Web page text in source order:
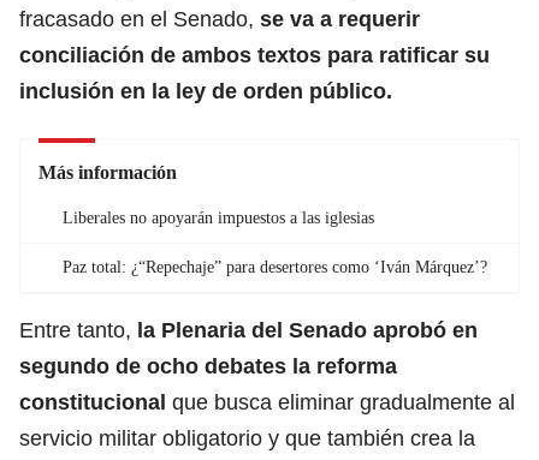
fracasado en el Senado, se va a requerir
conciliación de ambos textos para ratificar su
inclusión en la ley de orden público.
Más información
Liberales no apoyarán impuestos a las iglesias
Paz total: ¿“Repechaje” para desertores como ‘Iván Márquez’?
Entre tanto, la Plenaria del Senado aprobó en
segundo de ocho debates la reforma
constitucional que busca eliminar gradualmente al
servicio militar obligatorio y que también crea la